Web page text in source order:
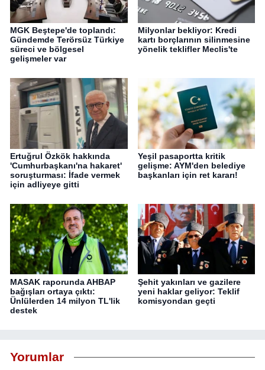
MGK Beştepe'de toplandı:
Gündemde Terörsüz Türkiye
süreci ve bölgesel
gelişmeler var
Milyonlar bekliyor: Kredi
kartı borçlarının silinmesine
yönelik teklifler Meclis'te
Ertuğrul Özkök hakkında
'Cumhurbaşkanı'na hakaret'
soruşturması: İfade vermek
için adliyeye gitti
Yeşil pasaportta kritik
gelişme: AYM'den belediye
başkanları için ret kararı!
MASAK raporunda AHBAP
bağışları ortaya çıktı:
Ünlülerden 14 milyon TL'lik
destek
Şehit yakınları ve gazilere
yeni haklar geliyor: Teklif
komisyondan geçti
Yorumlar